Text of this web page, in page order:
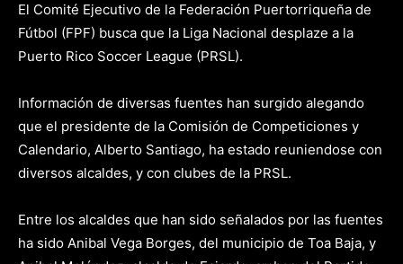
El Comité Ejecutivo de la Federación Puertorriqueña de
Fútbol (FPF) busca que la Liga Nacional desplaze a la
Puerto Rico Soccer League (PRSL).
Información de diversas fuentes han surgido alegando
que el presidente de la Comisión de Competiciones y
Calendario, Alberto Santiago, ha estado reuniendose con
diversos alcaldes, y con clubes de la PRSL.
Entre los alcaldes que han sido señalados por las fuentes
ha sido Anibal Vega Borges, del municipio de Toa Baja, y